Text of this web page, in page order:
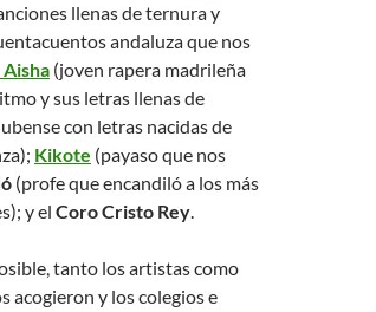
llenas de ternura y
andaluza que nos
Aisha (joven rapera madrileña
y sus letras llenas de
con letras nacidas de
Kikote (payaso que nos
(profe que encandiló a los más
y el Coro Cristo Rey.
tanto los artistas como
acogieron y los colegios e